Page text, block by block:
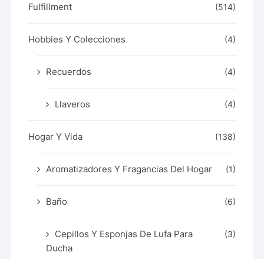
Fulfillment (514)
Hobbies Y Colecciones (4)
Recuerdos (4)
Llaveros (4)
Hogar Y Vida (138)
Aromatizadores Y Fragancias Del Hogar (1)
Baño (6)
Cepillos Y Esponjas De Lufa Para
Ducha
(3)